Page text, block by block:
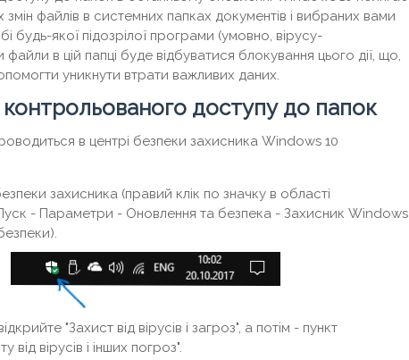
файлів в системних папках документів і вибраних вами
будь-якої підозрілої програми (умовно, вірусу-
в цій папці буде відбуватися блокування цього дії, що,
уникнути втрати важливих даних.
доступу до папок
в центрі безпеки захисника Windows 10
захисника (правий клік по значку в області
- Параметри - Оновлення та безпека - Захисник Windows
"Захист від вірусів і загроз", а потім - пункт
від вірусів і інших погроз".